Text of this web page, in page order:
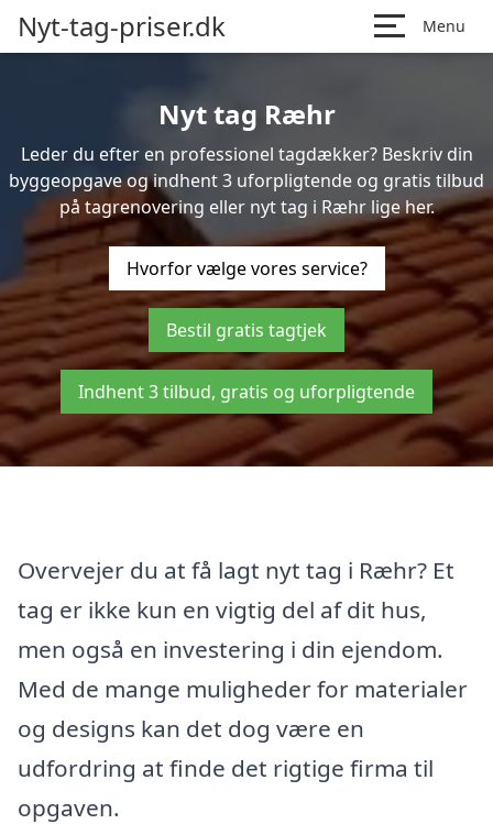
Nyt-tag-priser.dk Menu
Nyt tag Ræhr
Leder du efter en professionel tagdækker? Beskriv din
byggeopgave og indhent 3 uforpligtende og gratis tilbud
på tagrenovering eller nyt tag i Ræhr lige her.
Hvorfor vælge vores service?
Bestil gratis tagtjek
Indhent 3 tilbud, gratis og uforpligtende
Overvejer du at få lagt nyt tag i Ræhr? Et
tag er ikke kun en vigtig del af dit hus,
men også en investering i din ejendom.
Med de mange muligheder for materialer
og designs kan det dog være en
udfordring at finde det rigtige firma til
opgaven.